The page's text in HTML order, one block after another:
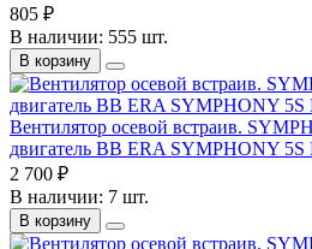
805 ₽
В наличии: 555 шт.
В корзину
Вентилятор осевой встраив.
двигатель BB ERA SYMPHONY 5S
2 700 ₽
В наличии: 7 шт.
В корзину